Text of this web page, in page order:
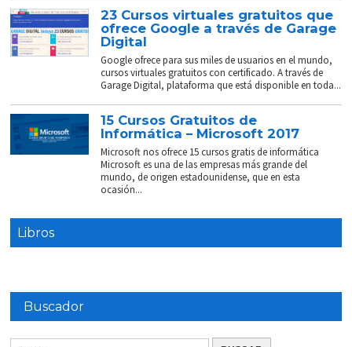
23 Cursos virtuales gratuitos que
ofrece Google a través de Garage
Digital
Google ofrece para sus miles de usuarios en el mundo,
cursos virtuales gratuitos con certificado. A través de
Garage Digital, plataforma que está disponible en toda...
15 Cursos Gratuitos de
Informática – Microsoft 2017
Microsoft nos ofrece 15 cursos gratis de informática
Microsoft es una de las empresas más grande del
mundo, de origen estadounidense, que en esta
ocasión...
Libros
Buscador